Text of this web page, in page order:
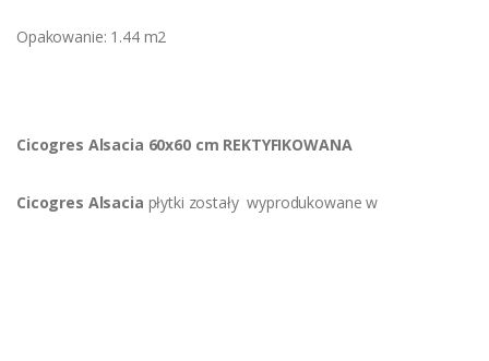
Opakowanie: 1.44 m2
Cicogres Alsacia 60x60 cm REKTYFIKOWANA
Cicogres Alsacia płytki zostały wyprodukowane w